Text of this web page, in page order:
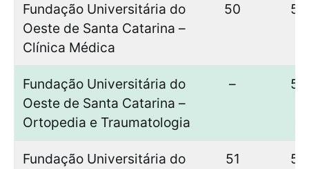
Fundação Universitária do
Oeste de Santa Catarina –
Clínica Médica
50 50
Fundação Universitária do
Oeste de Santa Catarina –
Ortopedia e Traumatologia
– 50
Fundação Universitária do
51 50